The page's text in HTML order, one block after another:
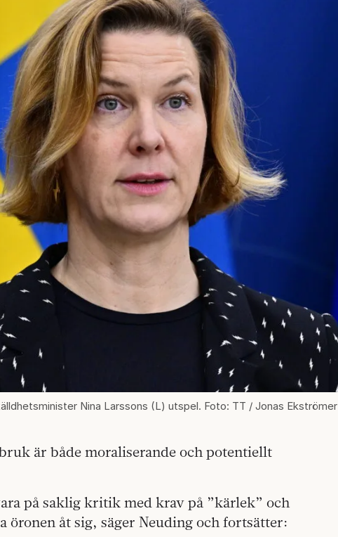
Nina Larssons (L) utspel. Foto: TT / Jonas Ekströmer
är både moraliserande och potentiellt
på saklig kritik med krav på ”kärlek” och
åt sig, säger Neuding och fortsätter: